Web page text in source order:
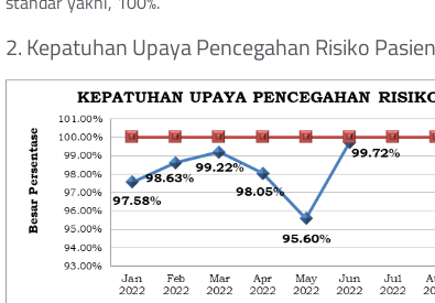
2. Kepatuhan Upaya Pencegahan Risiko